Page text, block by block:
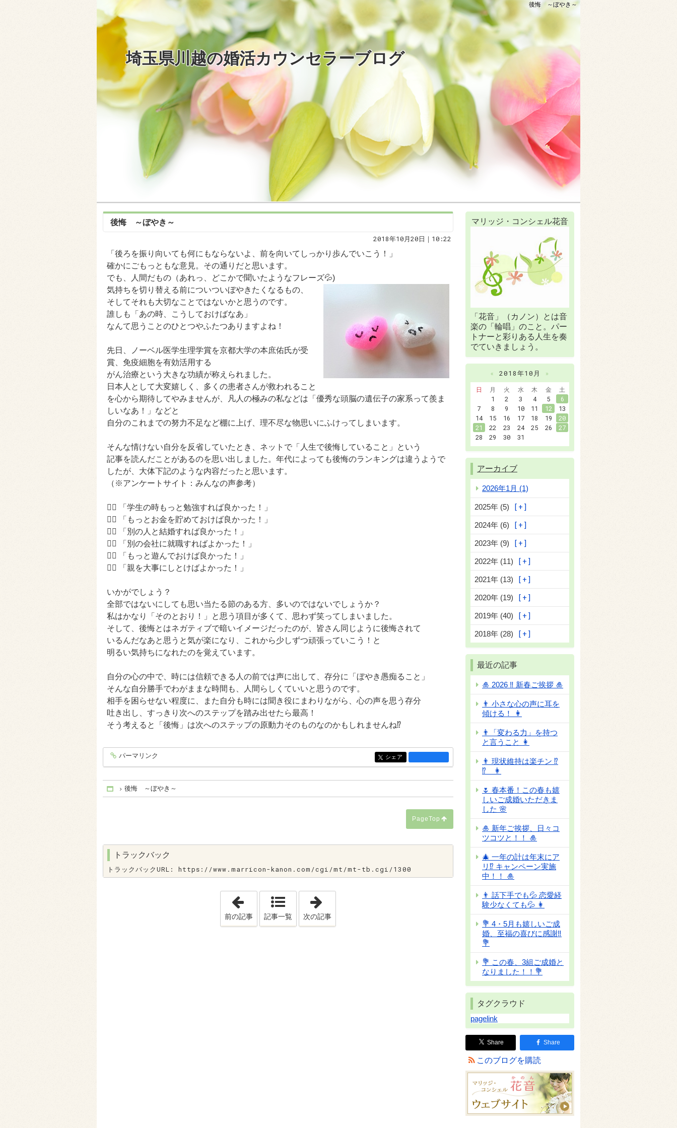
後悔 ～ぼやき～
埼玉県川越の婚活カウンセラーブログ
後悔 ～ぼやき～
2018年10月20日｜10:22
「後ろを振り向いても何にもならないよ、前を向いてしっかり歩んでいこう！」
確かにごもっともな意見。その通りだと思います。
でも、人間だもの（あれっ、どこかで聞いたようなフレーズ💦)
気持ちを切り替える前についついぼやきたくなるもの、
そしてそれも大切なことではないかと思うのです。
誰しも「あの時、こうしておけばなあ」
なんて思うことのひとつやふたつありますよね！
先日、ノーベル医学生理学賞を京都大学の本庶佑氏が受
賞、免疫細胞を有効活用する
がん治療という大きな功績が称えられました。
日本人として大変嬉しく、多くの患者さんが救われること
を心から期待してやみませんが、凡人の極みの私などは「優秀な頭脳の遺伝子の家系って羨ま
しいなあ！」などと
自分のこれまでの努力不足など棚に上げ、理不尽な物思いにふけってしまいます。
そんな情けない自分を反省していたとき、ネットで「人生で後悔していること」という
記事を読んだことがあるのを思い出しました。年代によっても後悔のランキングは違うようで
したが、大体下記のような内容だったと思います。
（※アンケートサイト：みんなの声参考）
★ 「学生の時もっと勉強すれば良かった！」
★ 「もっとお金を貯めておけば良かった！」
★ 「別の人と結婚すれば良かった！」
★ 「別の会社に就職すればよかった！」
★ 「もっと遊んでおけば良かった！」
★ 「親を大事にしとけばよかった！」
いかがでしょう？
全部ではないにしても思い当たる節のある方、多いのではないでしょうか？
私はかなり「そのとおり！」と思う項目が多くて、思わず笑ってしまいました。
そして、後悔とはネガティブで暗いイメージだったのが、皆さん同じように後悔されて
いるんだなあと思うと気が楽になり、これから少しずつ頑張っていこう！と
明るい気持ちになれたのを覚えています。
自分の心の中で、時には信頼できる人の前では声に出して、存分に「ぼやき愚痴ること」
そんな自分勝手でわがままな時間も、人間らしくていいと思うのです。
相手を困らせない程度に、また自分も時には聞き役にまわりながら、心の声を思う存分
吐き出し、すっきり次へのステップを踏み出せたら最高！
そう考えると「後悔」は次へのステップの原動力そのものなのかもしれませんね⁉
entry1313
パーマリンク entry1313
シェア
Home
後悔 ～ぼやき～
PageTop
トラックバック
トラックバックURL: https://www.marricon-kanon.com/cgi/mt/mt-tb.cgi/1300
「言葉 ～日々修行中～」
前の記事 記事一覧 次の記事
マリッジ・コンシェル花音
「花音」（カノン）とは音
楽の「輪唱」のこと。パー
トナーと彩りある人生を奏
でていきましょう。
« 2018年10月
»
日
月 火 水 木 金
土
1
2 3 4 5
6
7
8 9 10 11 12
13
14
15 16 17 18 19
20
21
22 23 24 25 26
27
28
29 30 31
アーカイブ
2026年1月 (1)
2025年 (5)
2024年 (6)
2023年 (9)
2022年 (11)
2021年 (13)
2020年 (19)
2019年 (40)
2018年 (28)
最近の記事
🎍 2026 ‼ 新春ご挨拶 🎍
👨 小さな心の声に耳を
傾ける！ 👩
👨「変わる力」を持つ
と言うこと 👩
👨 現状維持は楽チン ⁉
⁉ 👩
🌷 春本番！この春も嬉
しいご成婚いただきま
した 🌸
🎍 新年ご挨拶、日々コ
ツコツと！！ 🎍
🎄 一年の計は年末にア
リ⁉ キャンペーン実施
中！！ 🎍
👨 話下手でも💦 恋愛経
験少なくても💦 👩
💐 4・5月も嬉しいご成
婚、至福の喜びに感謝‼
💐
💐 この春、3組ご成婚と
なりました！！💐
タグクラウド
pagelink
Share Share
このブログを購読